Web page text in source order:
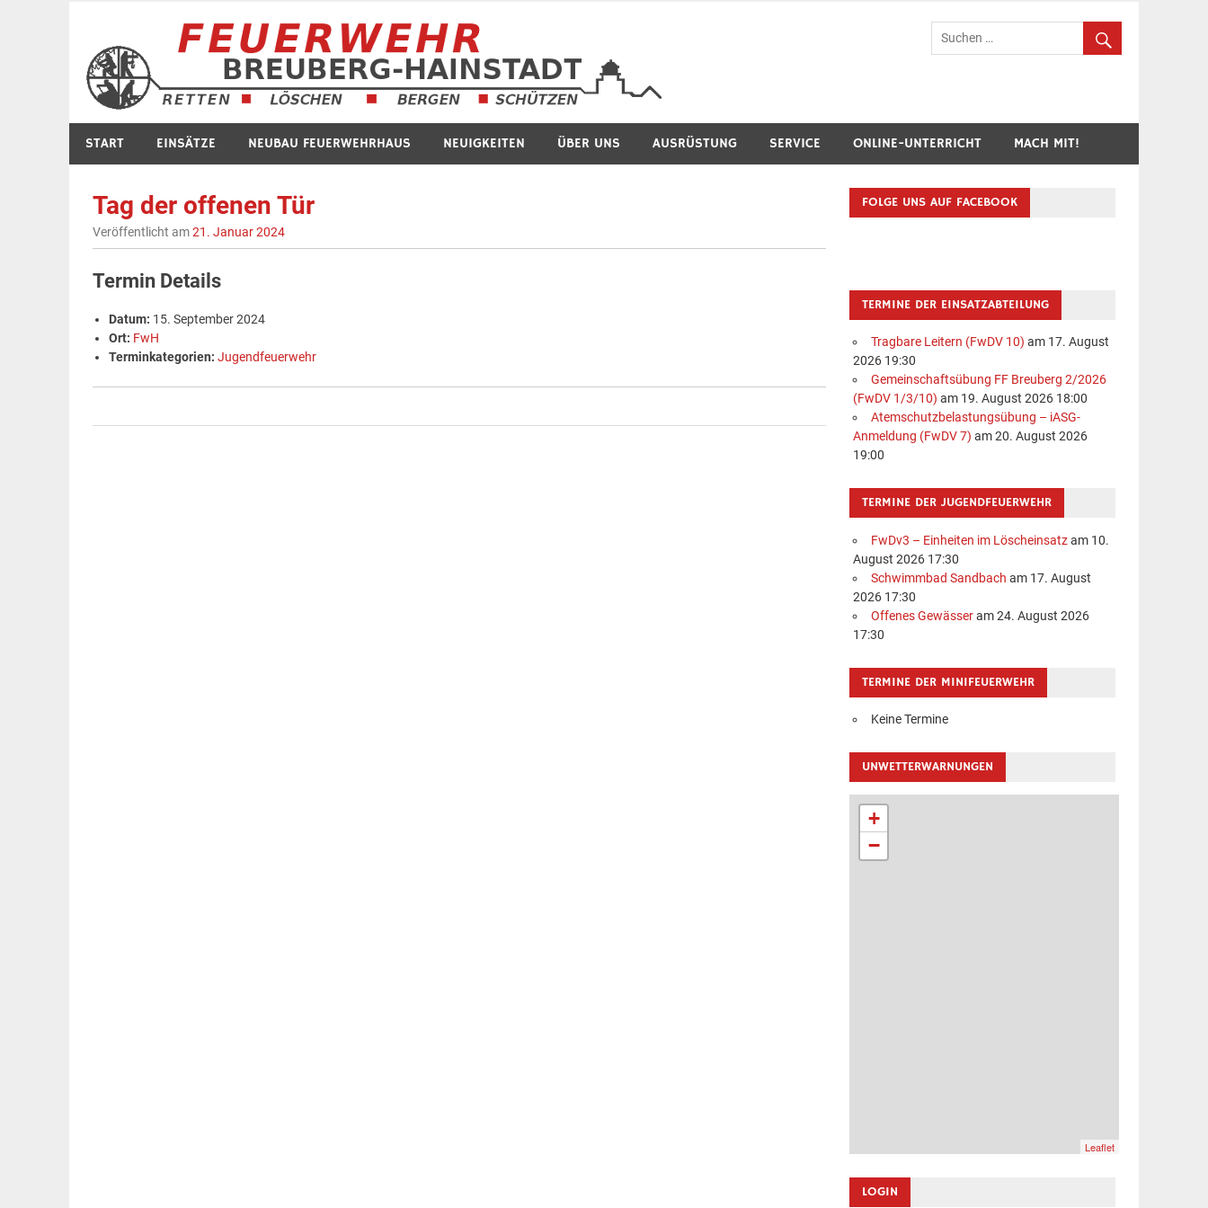
springen
Feuerwehr Breuberg-Hainstadt
START EINSÄTZE NEUBAU FEUERWEHRHAUS NEUIGKEITEN ÜBER UNS AUSRÜSTUNG SERVICE ONLINE-UNTERRICHT MACH MIT!
Tag der offenen Tür
Veröffentlicht am21. Januar 2024
Termin Details
Datum: 15. September 2024
Ort: FwH
Terminkategorien: Jugendfeuerwehr
FOLGE UNS AUF FACEBOOK
TERMINE DER EINSATZABTEILUNG
Tragbare Leitern (FwDV 10) am 17. August
2026 19:30
Gemeinschaftsübung FF Breuberg 2/2026
(FwDV 1/3/10) am 19. August 2026 18:00
Atemschutzbelastungsübung – iASG-
Anmeldung (FwDV 7) am 20. August 2026
19:00
TERMINE DER JUGENDFEUERWEHR
FwDv3 – Einheiten im Löscheinsatzam 10.
August 2026 17:30
Schwimmbad Sandbach am 17. August
2026 17:30
Offenes Gewässeram 24. August 2026
17:30
TERMINE DER MINIFEUERWEHR
Keine Termine
UNWETTERWARNUNGEN
+
−
Leaflet
LOGIN